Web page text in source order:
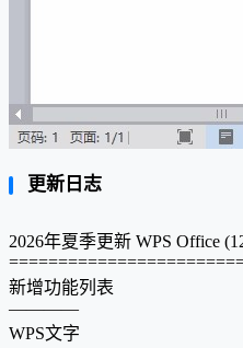
更新日志
2026年夏季更新 WPS Office
新增功能列表
————
WPS文字